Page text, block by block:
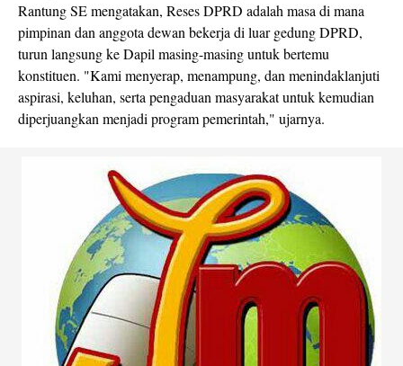
Rantung SE mengatakan, Reses DPRD adalah masa di mana
pimpinan dan anggota dewan bekerja di luar gedung DPRD,
turun langsung ke Dapil masing-masing untuk bertemu
konstituen. "Kami menyerap, menampung, dan menindaklanjuti
aspirasi, keluhan, serta pengaduan masyarakat untuk kemudian
diperjuangkan menjadi program pemerintah," ujarnya.